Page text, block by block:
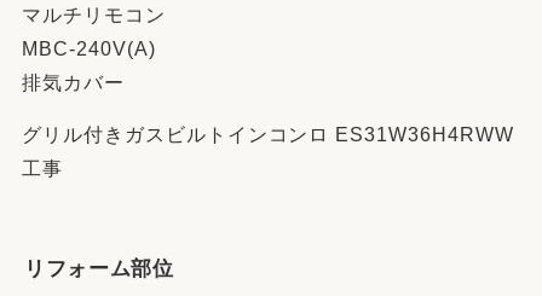
マルチリモコン
MBC-240V(A)
排気カバー
グリル付きガスビルトインコンロ ES31W36H4RWW
工事
リフォーム部位